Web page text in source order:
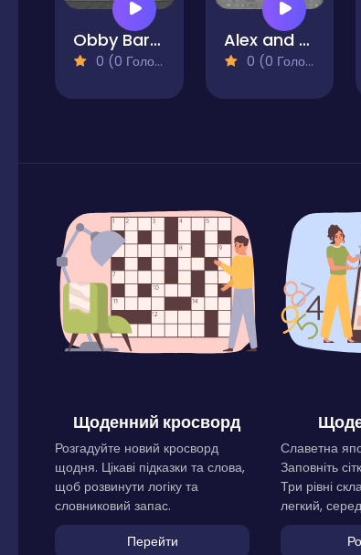
Obby Barry Prison Run
0 (0 Голосів)
Alex and Steve Miner Two-Player
0 (0 Голосів)
Щоденний кросворд
Розгадуйте новий кросворд
щодня. Цікаві підказки та слова,
щоб розвинути логіку та
словниковий запас.
Перейти
Славетна
Заповніть
Три рівні
легкий,